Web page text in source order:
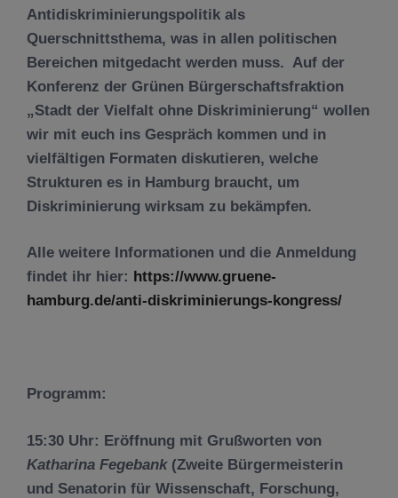
Antidiskriminierungspolitik als
Querschnittsthema, was in allen politischen
Bereichen mitgedacht werden muss. Auf der
Konferenz der Grünen Bürgerschaftsfraktion
„Stadt der Vielfalt ohne Diskriminierung“ wollen
wir mit euch ins Gespräch kommen und in
vielfältigen Formaten diskutieren, welche
Strukturen es in Hamburg braucht, um
Diskriminierung wirksam zu bekämpfen.
Alle weitere Informationen und die Anmeldung
findet ihr hier: https://www.gruene-
hamburg.de/anti-diskriminierungs-kongress/
Programm:
15:30 Uhr: Eröffnung mit Grußworten von
Katharina Fegebank(Zweite Bürgermeisterin
und Senatorin für Wissenschaft, Forschung,